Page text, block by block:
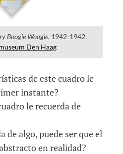
Boogie Woogie, 1942-1942,
Den Haag
de este cuadro le
instante?
le recuerda de
de algo, puede ser que el
en realidad?